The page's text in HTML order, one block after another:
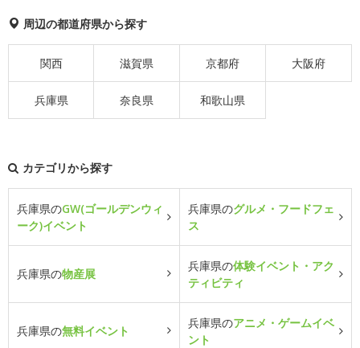
周辺の都道府県から探す
関西 滋賀県 京都府 大阪府
兵庫県 奈良県 和歌山県
カテゴリから探す
兵庫県のGW(ゴールデンウィ
ーク)イベント
兵庫県のグルメ・フードフェ
ス
兵庫県の物産展
兵庫県の体験イベント・アク
ティビティ
兵庫県の無料イベント
兵庫県のアニメ・ゲームイベ
ント